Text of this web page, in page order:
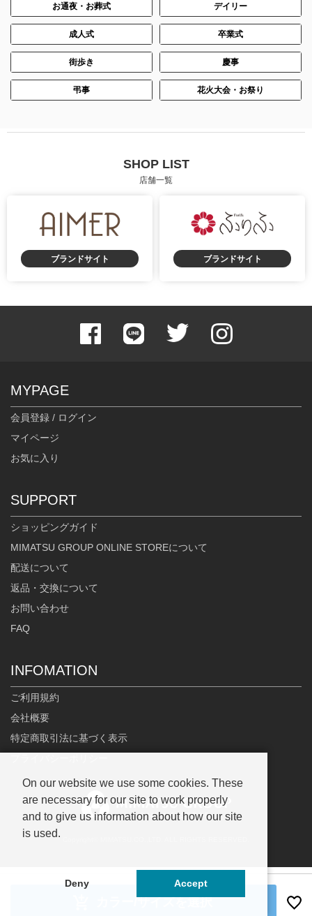
お通夜・お葬式 デイリー
成人式 卒業式
街歩き 慶事
弔事 花火大会・お祭り
SHOP LIST
店舗一覧
ブランドサイト ブランドサイト
MYPAGE
会員登録 / ログイン
マイページ
お気に入り
SUPPORT
ショッピングガイド
MIMATSU GROUP ONLINE STOREについて
配送について
返品・交換について
お問い合わせ
FAQ
INFOMATION
ご利用規約
会社概要
特定商取引法に基づく表示
On our website we use some cookies. These
are necessary for our site to work properly
and to give us information about how our site
is used.
Deny Accept